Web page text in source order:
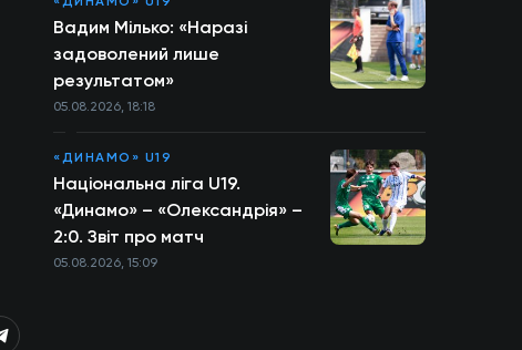
Вадим Мілько: «Наразі
задоволений лише
результатом»
05.08.2026, 18:18
«ДИНАМО» U19
Національна ліга U19.
«Динамо» – «Олександрія» –
2:0. Звіт про матч
05.08.2026, 15:09